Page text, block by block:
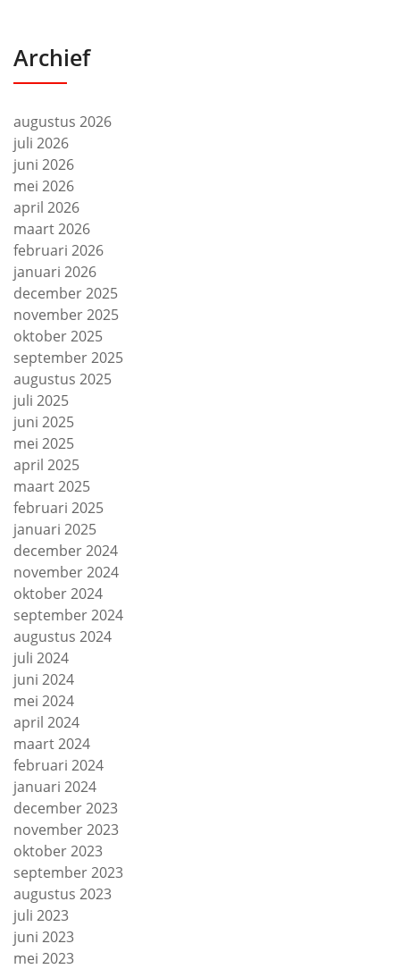
Archief
augustus 2026
juli 2026
juni 2026
mei 2026
april 2026
maart 2026
februari 2026
januari 2026
december 2025
november 2025
oktober 2025
september 2025
augustus 2025
juli 2025
juni 2025
mei 2025
april 2025
maart 2025
februari 2025
januari 2025
december 2024
november 2024
oktober 2024
september 2024
augustus 2024
juli 2024
juni 2024
mei 2024
april 2024
maart 2024
februari 2024
januari 2024
december 2023
november 2023
oktober 2023
september 2023
augustus 2023
juli 2023
juni 2023
mei 2023